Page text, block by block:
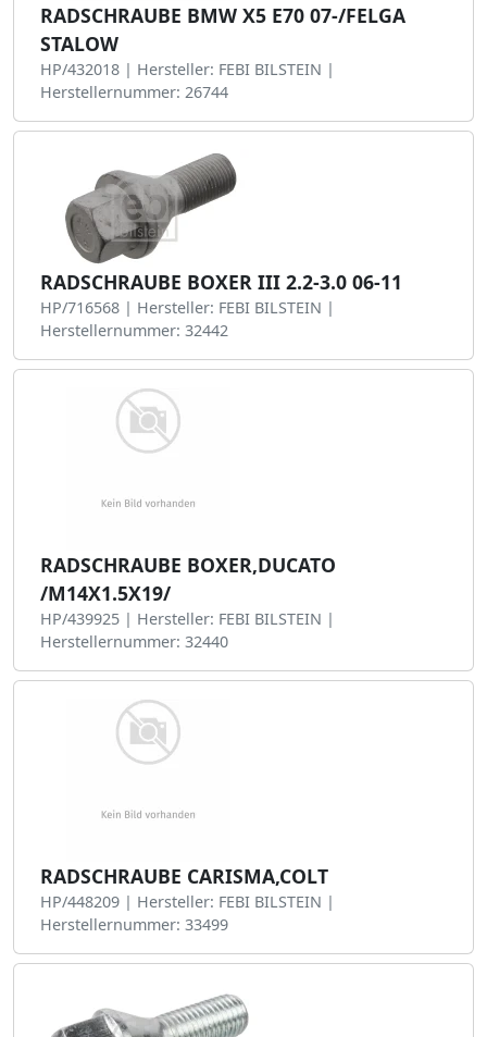
RADSCHRAUBE BMW X5 E70 07-/FELGA
STALOW
HP/432018 | Hersteller: FEBI BILSTEIN |
Herstellernummer: 26744
RADSCHRAUBE BOXER III 2.2-3.0 06-11
HP/716568 | Hersteller: FEBI BILSTEIN |
Herstellernummer: 32442
RADSCHRAUBE BOXER,DUCATO
/M14X1.5X19/
HP/439925 | Hersteller: FEBI BILSTEIN |
Herstellernummer: 32440
RADSCHRAUBE CARISMA,COLT
HP/448209 | Hersteller: FEBI BILSTEIN |
Herstellernummer: 33499